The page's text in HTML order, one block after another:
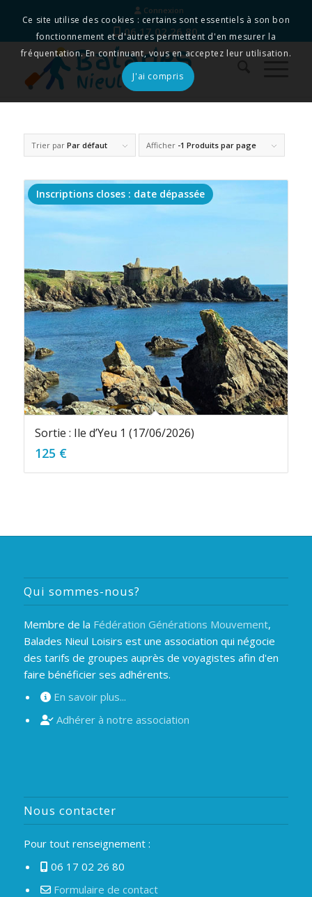
Connexion
06 17 02 26 80
Trier par Par défaut Afficher -1 Produits par page
Inscriptions closes : date dépassée
Sortie : Ile d’Yeu 1 (17/06/2026)
125 €
Qui sommes-nous?
Membre de la Fédération Générations Mouvement,
Balades Nieul Loisirs est une association qui négocie
des tarifs de groupes auprès de voyagistes afin d'en
faire bénéficier ses adhérents.
En savoir plus...
Adhérer à notre association
Nous contacter
Pour tout renseignement :
06 17 02 26 80
Formulaire de contact
Ce site utilise des cookies : certains sont essentiels à son bon
fonctionnement et d'autres permettent d'en mesurer la
fréquentation. En continuant, vous en acceptez leur utilisation.
J'ai compris